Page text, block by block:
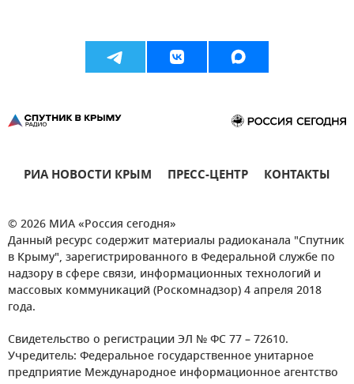
РИА НОВОСТИ КРЫМ ПРЕСС-ЦЕНТР КОНТАКТЫ
© 2026 МИА «Россия сегодня»
Данный ресурс содержит материалы радиоканала "Спутник
в Крыму", зарегистрированного в Федеральной службе по
надзору в сфере связи, информационных технологий и
массовых коммуникаций (Роскомнадзор) 4 апреля 2018
года.
Свидетельство о регистрации ЭЛ № ФС 77 – 72610.
Учредитель: Федеральное государственное унитарное
предприятие Международное информационное агентство